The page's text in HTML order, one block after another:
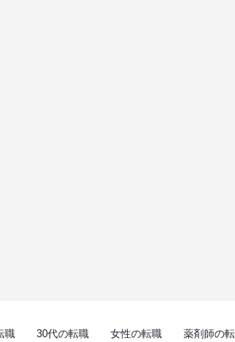
職 30代の転職 女性の転職 薬剤師の